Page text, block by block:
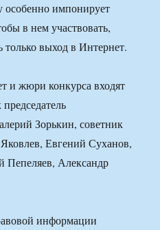
особенно импонирует
в нем участвовать,
только выход в Интернет.
и жюри конкурса входят
Зорькин, советник
Евгений Суханов,
Пепеляев, Александр
информации